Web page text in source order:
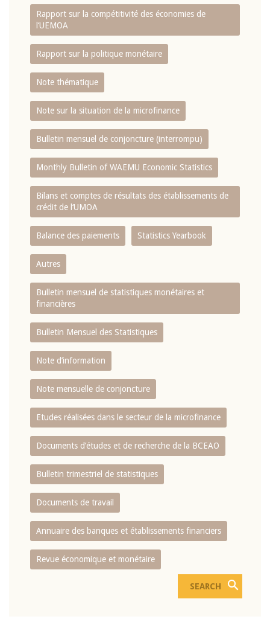
Rapport sur la compétitivité des économies de
l‘UEMOA
Rapport sur la politique monétaire
Note thématique
Note sur la situation de la microfinance
Bulletin mensuel de conjoncture (interrompu)
Monthly Bulletin of WAEMU Economic Statistics
Bilans et comptes de résultats des établissements de
crédit de l‘UMOA
Balance des paiements Statistics Yearbook
Autres
Bulletin mensuel de statistiques monétaires et
financières
Bulletin Mensuel des Statistiques
Note d’information
Note mensuelle de conjoncture
Etudes réalisées dans le secteur de la microfinance
Documents d’études et de recherche de la BCEAO
Bulletin trimestriel de statistiques
Documents de travail
Annuaire des banques et établissements financiers
Revue économique et monétaire